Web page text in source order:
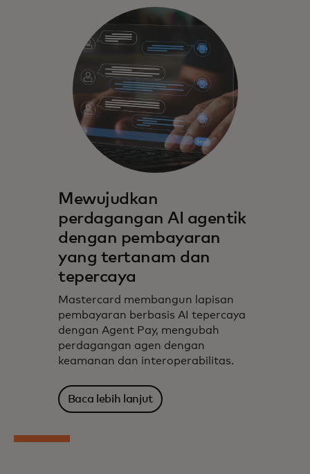
Mewujudkan
perdagangan AI agentik
dengan pembayaran
yang tertanam dan
tepercaya
Mastercard membangun lapisan
pembayaran berbasis AI tepercaya
dengan Agent Pay, mengubah
perdagangan agen dengan
keamanan dan interoperabilitas.
Baca lebih lanjut